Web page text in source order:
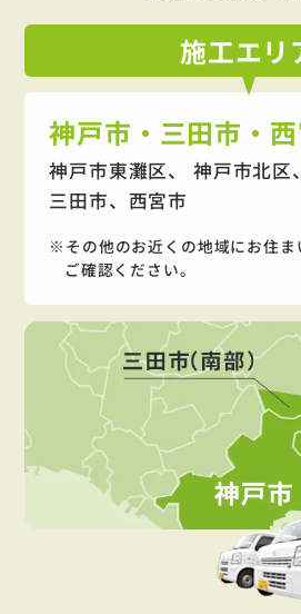
施工エリ
神戸市・三田市・
神戸市東灘区、 神戸市北区
三田市、西宮市
その他のお近くの地域にお住
ご確認ください。